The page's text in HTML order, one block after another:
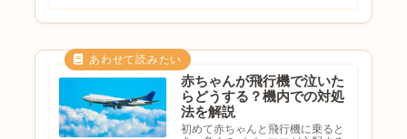
ですが、初めての搭乗では心配
も...
赤ちゃんが飛行機で泣いた
らどうする？機内での対処
法を解説
初めて赤ちゃんと飛行機に乗ると